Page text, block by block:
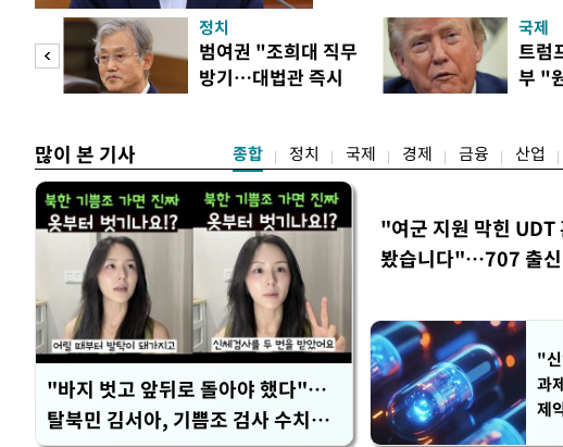
지적에 대해 "사는(실거주) 30억
어들고 나중에 팔 때 양도세도 줄
총리는 이날 오전 MBC 라디오 '
터뷰에서 "이게(30억원 이하 주택
정치
범여권 "조희대 직무
방기…대법관 즉시
국제
트럼
부 "
많이 본 기사 종합 정치 국제 경제 금융 산업
"바지 벗고 앞뒤로 돌아야 했다"…
탈북민 김서아, 기쁨조 검사 수치심
"여군 지원 막힌 UDT
봤습니다"…707 출
"
과
제